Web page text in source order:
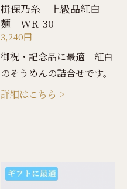
揖保乃糸 上級品紅白
麺 WR-30
3,240円
御祝・記念品に最適 紅白
のそうめんの詰合せです。
詳細はこちら